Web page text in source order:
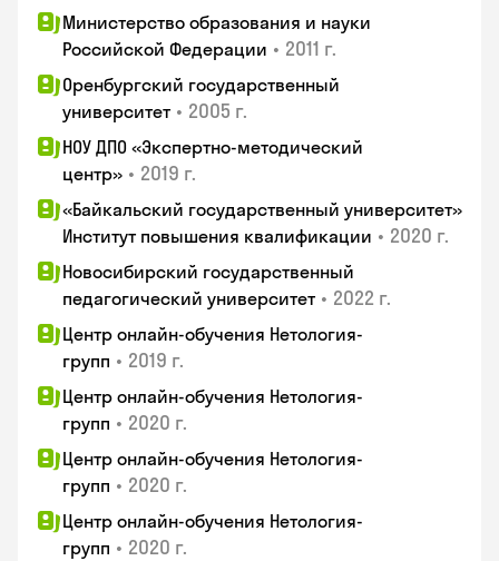
Министерство образования и науки
Российской Федерации • 2011 г.
Оренбургский государственный
университет • 2005 г.
НОУ ДПО «Экспертно-методический
центр» • 2019 г.
«Байкальский государственный университет»
Институт повышения квалификации • 2020 г.
Новосибирский государственный
педагогический университет • 2022 г.
Центр онлайн-обучения Нетология-
групп • 2019 г.
Центр онлайн-обучения Нетология-
групп • 2020 г.
Центр онлайн-обучения Нетология-
групп • 2020 г.
Центр онлайн-обучения Нетология-
групп • 2020 г.